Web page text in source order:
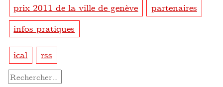
prix 2011 de la ville de genève
partenaires
infos pratiques
ical rss
Rechercher :